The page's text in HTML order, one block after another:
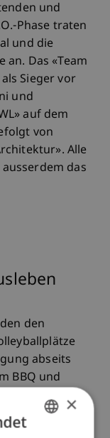
und
Phase traten
und die
Das «Team
Sieger vor
und
auf dem
von
Alle
das
den
abseits
BBQ und
dieses
Studenten
×